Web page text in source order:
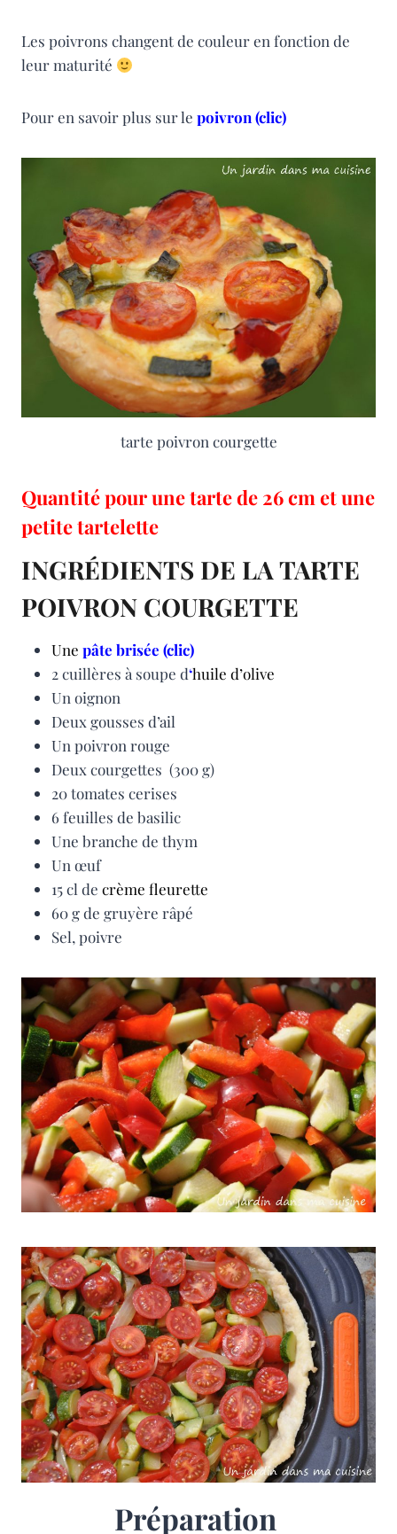
Les poivrons changent de couleur en fonction de
leur maturité
Pour en savoir plus sur le poivron (clic)
tarte poivron courgette
Quantité pour une tarte de 26 cm et une
petite tartelette
INGRÉDIENTS DE LA TARTE
POIVRON COURGETTE
Une pâte brisée (clic)
2 cuillères à soupe d‘huile d’olive
Un oignon
Deux gousses d’ail
Un poivron rouge
Deux courgettes (300 g)
20 tomates cerises
6 feuilles de basilic
Une branche de thym
Un œuf
15 cl de crème fleurette
60 g de gruyère râpé
Sel, poivre
Préparation